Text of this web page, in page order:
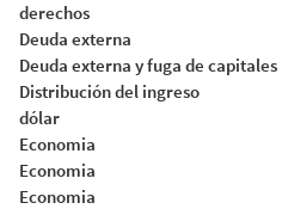
derechos
Deuda externa
Deuda externa y fuga de capitales
Distribución del ingreso
dólar
Economia
Economia
Economia